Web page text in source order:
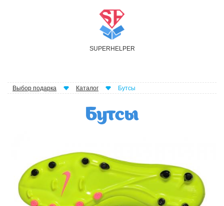
SUPER H ELPER
Выбор подарка Каталог Бутсы
Бутсы